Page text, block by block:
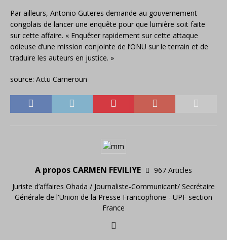
Par ailleurs, Antonio Guteres demande au gouvernement
congolais de lancer une enquête pour que lumière soit faite
sur cette affaire. « Enquêter rapidement sur cette attaque
odieuse d’une mission conjointe de l’ONU sur le terrain et de
traduire les auteurs en justice. »
source: Actu Cameroun
A propos CARMEN FEVILIYE
967 Articles
Juriste d’affaires Ohada / Journaliste-Communicant/ Secrétaire
Générale de l'Union de la Presse Francophone - UPF section
France